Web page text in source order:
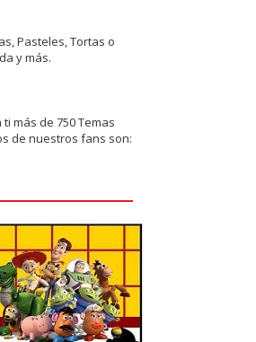
Pasteles, Tortas o
y más.
más de 750 Temas
de nuestros fans son: